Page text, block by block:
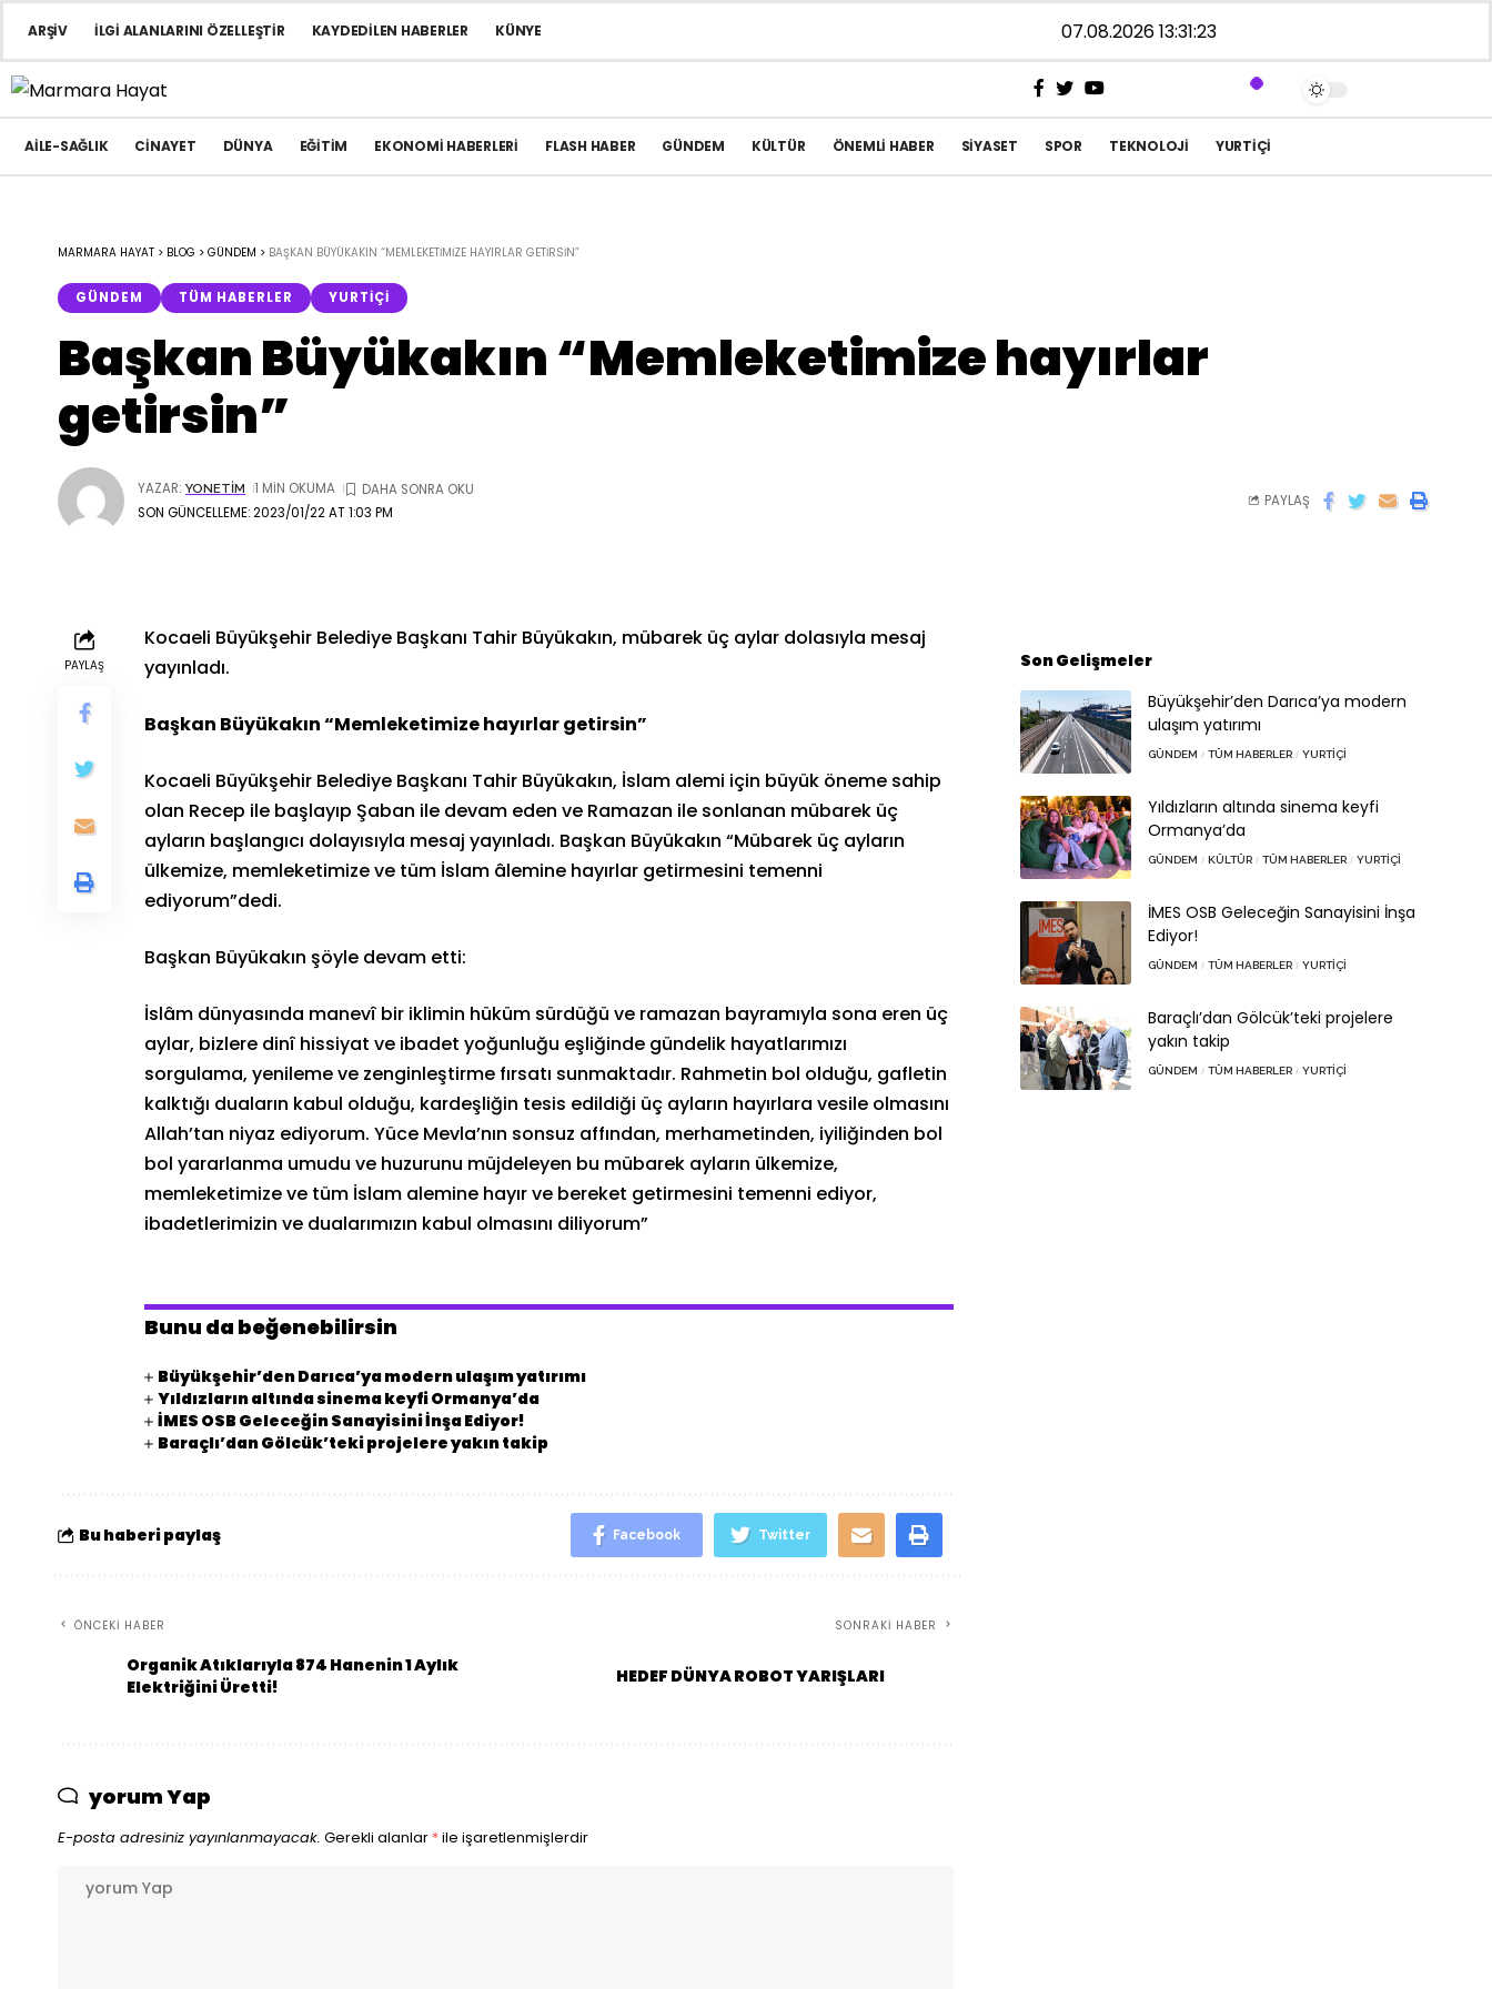
ARŞIV İLGI ALANLARINI ÖZELLEŞTIR KAYDEDILEN HABERLER KÜNYE 07.08.2026 13:31:23
AILE-SAĞLIK CINAYET DÜNYA EĞITIM EKONOMI HABERLERI FLASH HABER GÜNDEM KÜLTÜR ÖNEMLI HABER SIYASET SPOR TEKNOLOJI YURTIÇI
MARMARA HAYAT > BLOG > GÜNDEM > BAŞKAN BÜYÜKAKIN “MEMLEKETIMIZE HAYIRLAR GETIRSIN”
GÜNDEM TÜM HABERLER YURTIÇI
Başkan Büyükakın “Memleketimize hayırlar
getirsin”
SON GÜNCELLEME: 2023/01/22 AT 1:03 PM
YAZAR: YONETIM 1 MIN OKUMA
PAYLAŞ
PAYLAŞ
Kocaeli Büyükşehir Belediye Başkanı Tahir Büyükakın, mübarek üç aylar dolasıyla mesaj
yayınladı.
Başkan Büyükakın “Memleketimize hayırlar getirsin”
Kocaeli Büyükşehir Belediye Başkanı Tahir Büyükakın, İslam alemi için büyük öneme sahip
olan Recep ile başlayıp Şaban ile devam eden ve Ramazan ile sonlanan mübarek üç
ayların başlangıcı dolayısıyla mesaj yayınladı. Başkan Büyükakın “Mübarek üç ayların
ülkemize, memleketimize ve tüm İslam âlemine hayırlar getirmesini temenni
ediyorum”dedi.
Başkan Büyükakın şöyle devam etti:
İslâm dünyasında manevî bir iklimin hüküm sürdüğü ve ramazan bayramıyla sona eren üç
aylar, bizlere dinî hissiyat ve ibadet yoğunluğu eşliğinde gündelik hayatlarımızı
sorgulama, yenileme ve zenginleştirme fırsatı sunmaktadır. Rahmetin bol olduğu, gafletin
kalktığı duaların kabul olduğu, kardeşliğin tesis edildiği üç ayların hayırlara vesile olmasını
Allah’tan niyaz ediyorum. Yüce Mevla’nın sonsuz affından, merhametinden, iyiliğinden bol
bol yararlanma umudu ve huzurunu müjdeleyen bu mübarek ayların ülkemize,
memleketimize ve tüm İslam alemine hayır ve bereket getirmesini temenni ediyor,
ibadetlerimizin ve dualarımızın kabul olmasını diliyorum”
Bunu da beğenebilirsin
Büyükşehir’den Darıca’ya modern ulaşım yatırımı
Yıldızların altında sinema keyfi Ormanya’da
İMES OSB Geleceğin Sanayisini İnşa Ediyor!
Baraçlı’dan Gölcük’teki projelere yakın takip
Bu haberi paylaş Facebook Twitter
ÖNCEKI HABER
Organik Atıklarıyla 874 Hanenin 1 Aylık
Elektriğini Üretti!
SONRAKI HABER
HEDEF DÜNYA ROBOT YARIŞLARI
yorum Yap
E-posta adresiniz yayınlanmayacak. Gerekli alanlar *ile işaretlenmişlerdir
Son Gelişmeler
Büyükşehir’den Darıca’ya modern
ulaşım yatırımı
GÜNDEM TÜM HABERLER YURTIÇI
Yıldızların altında sinema keyfi
Ormanya’da
GÜNDEM KÜLTÜR TÜM HABERLER YURTIÇI
İMES OSB Geleceğin Sanayisini İnşa
Ediyor!
GÜNDEM TÜM HABERLER YURTIÇI
Baraçlı’dan Gölcük’teki projelere
yakın takip
GÜNDEM TÜM HABERLER YURTIÇI